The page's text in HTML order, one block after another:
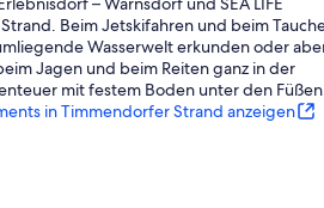
Beim Jetskifahren und beim
Wasserwelt erkunden oder
Jagen und beim Reiten ganz in der
mit festem Boden unter den Füßen.
in Timmendorfer Strand anzeigen